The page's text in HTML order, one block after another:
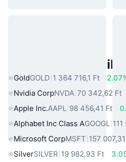
Népszerű Való
GoldGOLD 1 364 716,1 Ft
Nvidia CorpNVDA 70 342,62 Ft
Apple Inc.AAPL 98 456,41 Ft
Alphabet Inc Class AGOOGL
Microsoft CorpMSFT 157
SilverSILVER 19 982,93 Ft